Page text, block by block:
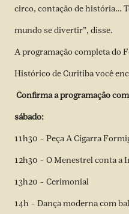
circo, contação de história…
mundo se divertir”, disse.
A programação completa do
Histórico de Curitibavocê
Confirma a programação
sábado:
11h30 – Peça A Cigarra
12h30 – O Menestrel conta a
13h20 – Cerimonial
14h – Dança moderna com